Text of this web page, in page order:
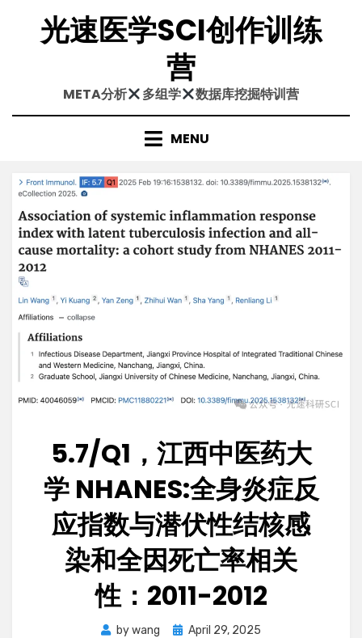
content光速医学SCI创作训练
营
META分析 多组学 数据库挖掘特训营
MENU
5.7/Q1，江西中医药大
学 NHANES:全身炎症反
应指数与潜伏性结核感
染和全因死亡率相关
性：2011-2012
bywang
Posted
April 29, 2025